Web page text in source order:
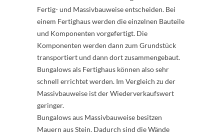
Fertig- und Massivbauweise entscheiden. Bei
einem Fertighaus werden die einzelnen Bauteile
und Komponenten vorgefertigt. Die
Komponenten werden dann zum Grundstück
transportiert und dann dort zusammengebaut.
Bungalows als Fertighaus können also sehr
schnell errichtet werden. Im Vergleich zu der
Massivbauweise ist der Wiederverkaufswert
geringer.
Bungalows aus Massivbauweise besitzen
Mauern aus Stein. Dadurch sind die Wände